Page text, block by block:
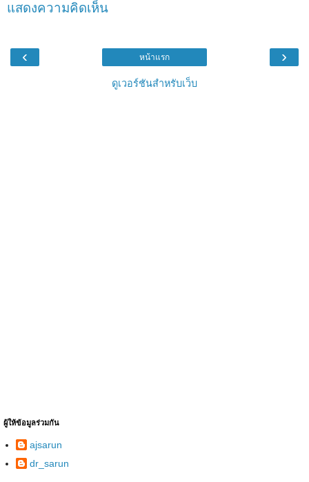
แสดงความคิดเห็น
‹ ›
หน้าแรก
ดูเวอร์ชันสำหรับเว็บ
ผู้ให้ข้อมูลร่วมกัน
ajsarun
dr_sarun